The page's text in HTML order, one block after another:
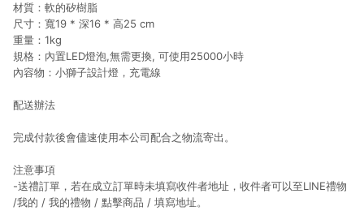
材質：軟的矽樹脂
尺寸：寬19 * 深16 * 高25 cm
重量：1kg
規格：內置LED燈泡,無需更換, 可使用25000小時
內容物：小獅子設計燈，充電線
配送辦法
完成付款後會儘速使用本公司配合之物流寄出。
注意事項
-送禮訂單，若在成立訂單時未填寫收件者地址，收件者可以至LINE禮物
/我的 / 我的禮物 / 點擊商品 / 填寫地址。